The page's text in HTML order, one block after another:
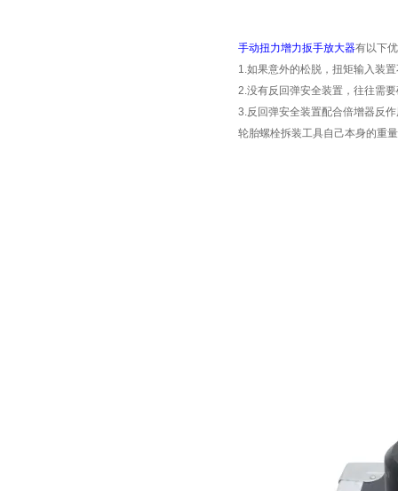
手动扭力增力扳手放大器有以下
1.如果意外的松脱，扭矩输入装
2.没有反回弹安全装置，往往需
3.反回弹安全装置配合倍增器反
轮胎螺栓拆装工具自己本身的重